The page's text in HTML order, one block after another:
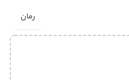
رمان